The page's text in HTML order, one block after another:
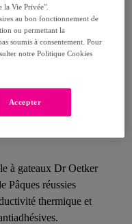
à gateaux Dr Oetker
Pâques réussies
thermique et
Vie Privée".
au bon fonctionnement de
ou permettant la
soumis à consentement. Pour
notre Politique Cookies
Accepter